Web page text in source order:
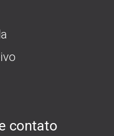
contato